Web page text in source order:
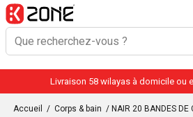
Livraison 58 wilayas à domicile ou
Accueil / Corps & bain / NAIR 20 BANDES DE